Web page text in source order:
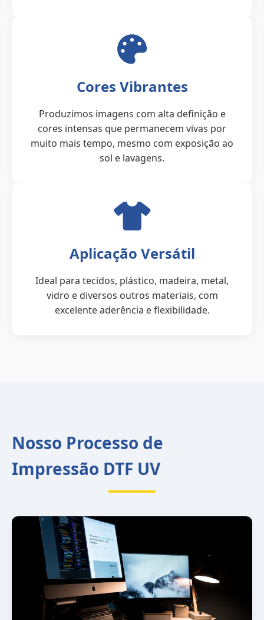
Cores Vibrantes
Produzimos imagens com alta definição e
cores intensas que permanecem vivas por
muito mais tempo, mesmo com exposição ao
sol e lavagens.
Aplicação Versátil
Ideal para tecidos, plástico, madeira, metal,
vidro e diversos outros materiais, com
excelente aderência e flexibilidade.
Nosso Processo de
Impressão DTF UV